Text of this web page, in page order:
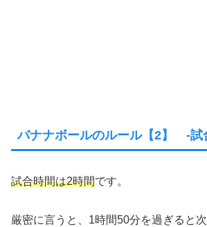
バナナボールのルール【2】 -試
試合時間は2時間です。
厳密に言うと、1時間50分を過ぎると